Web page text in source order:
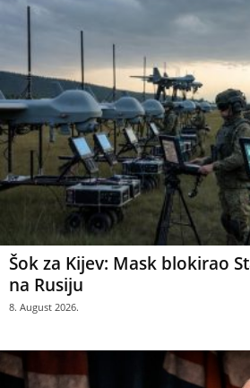
Šok za Kijev: Mask blokirao
na Rusiju
8. August 2026.